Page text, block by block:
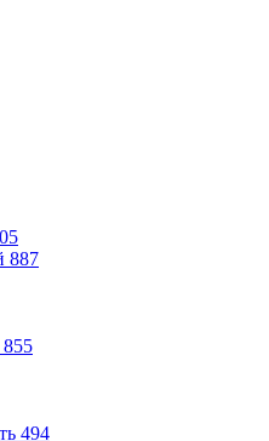
887
855
494